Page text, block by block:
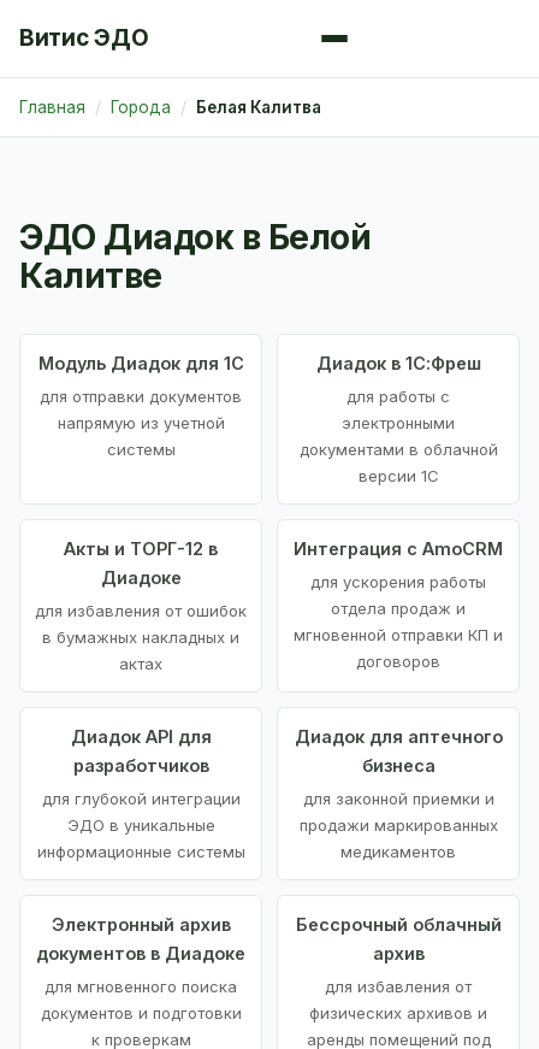
Витис ЭДО
Главная Города Белая Калитва
ЭДО Диадок в Белой
Калитве
Модуль Диадок для 1С
для отправки документов
напрямую из учетной
системы
Диадок в 1С:Фреш
для работы с
электронными
документами в облачной
версии 1С
Акты и ТОРГ-12 в
Диадоке
для избавления от ошибок
в бумажных накладных и
актах
Интеграция с AmoCRM
для ускорения работы
отдела продаж и
мгновенной отправки КП и
договоров
Диадок API для
разработчиков
для глубокой интеграции
ЭДО в уникальные
информационные системы
Диадок для аптечного
бизнеса
для законной приемки и
продажи маркированных
медикаментов
Электронный архив
документов в Диадоке
для мгновенного поиска
документов и подготовки
к проверкам
Бессрочный облачный
архив
для избавления от
физических архивов и
аренды помещений под